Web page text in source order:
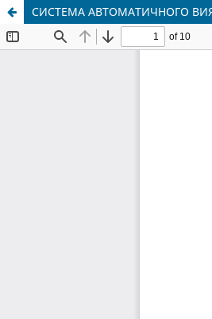
СИСТЕМА АВТОМАТИЧНОГО